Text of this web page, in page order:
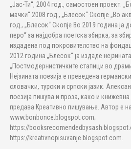
„Јас-Ти“, 2004 год., самостоен проект.
мачки“ 2008 год., „Блесок“ Скопје „Во
год., „Блесок“ Скопје Во 2019 година ја
перо“ за најдобра поетска збирка, за
издадена под покровителство на
2012 година „Блесок“ ја издаде
„Постмодернистичките стапици во
Нејзината поезија е преведена
словачки, турски и српски јазик.
поезија пишува и проза, како и
предава Креативно пишување. Автор е
www.bonbonce.blogspot.com;
https://
https://kreativnopisuvanje.blogspot.com.